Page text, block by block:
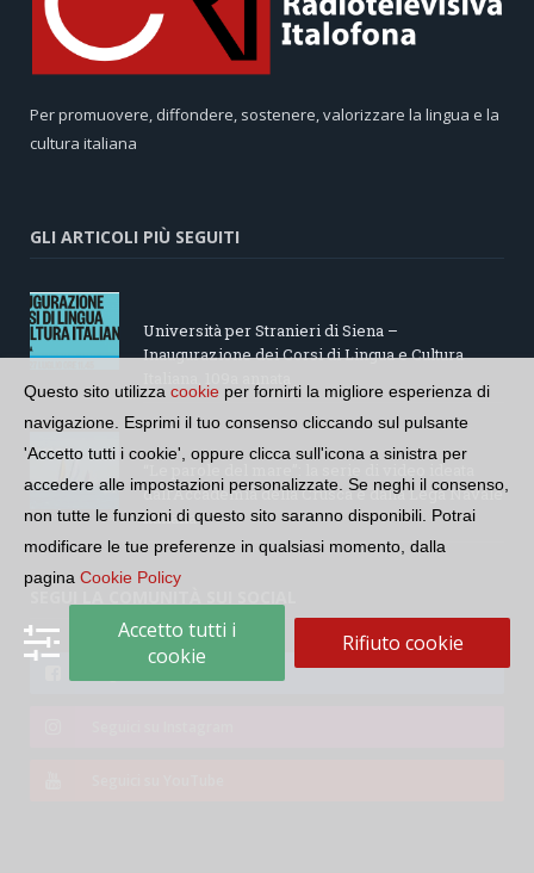
Per promuovere, diffondere, sostenere, valorizzare la lingua e la
cultura italiana
GLI ARTICOLI PIÙ SEGUITI
Università per Stranieri di Siena –
Inaugurazione dei Corsi di Lingua e Cultura
“Le parole del mare”: la serie di video ideata
dall’Accademia della Crusca e dalla Lega Navale
italiana
Questo sito utilizza cookie per fornirti la migliore esperienza di
navigazione. Esprimi il tuo consenso cliccando sul pulsante
'Accetto tutti i cookie', oppure clicca sull'icona a sinistra per
accedere alle impostazioni personalizzate. Se neghi il consenso,
non tutte le funzioni di questo sito saranno disponibili. Potrai
modificare le tue preferenze in qualsiasi momento, dalla
pagina Cookie Policy
Accetto tutti i
cookie
Rifiuto cookie